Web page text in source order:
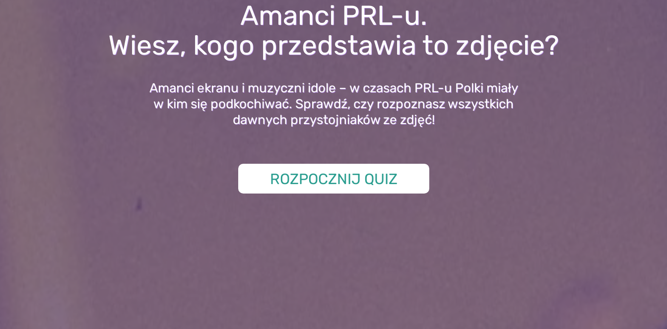
Amanci PRL-u.
Wiesz, kogo przedstawia to zdjęcie?
Amanci ekranu i muzyczni idole – w czasach PRL-u Polki miały
w kim się podkochiwać. Sprawdź, czy rozpoznasz wszystkich
dawnych przystojniaków ze zdjęć!
ROZPOCZNIJ QUIZ